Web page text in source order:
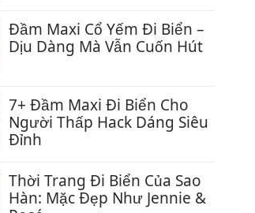
Hack
Dáng
Đỉnh
–
Đẹp
Diện
Là
Ghiền
Style
Đi
Biển
Girl
2025
Khiến
Nhìn
Cũng
bình
luận
ở
Set
Thời
Trang
Đi
Phú
Quốc
Đầm Maxi Cổ Yếm Đi Biển –
Dịu Dàng Mà Vẫn Cuốn Hút
bình
luận
ở
Đầm
Maxi
Cổ
Yếm
7+ Đầm Maxi Đi Biển Cho
Người Thấp Hack Dáng Siêu
Đỉnh
có
bình
Thời Trang Đi Biển Của Sao
Hàn: Mặc Đẹp Như Jennie &